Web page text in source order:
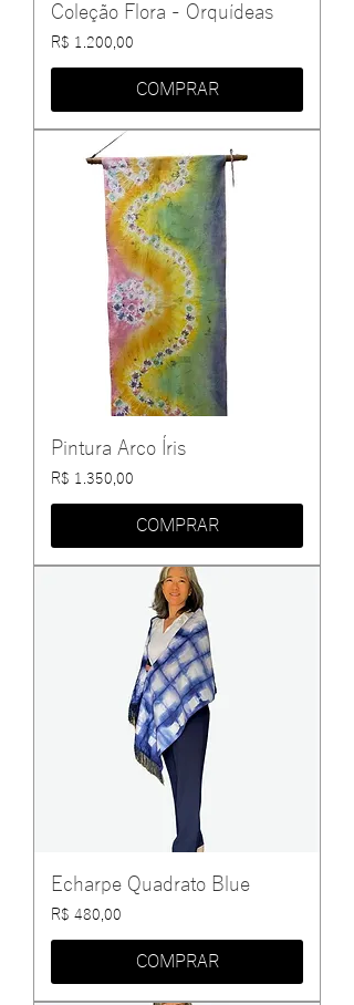
Coleção Flora - Orquídeas
Preço
R$ 1.200,00
COMPRAR
Pintura Arco Íris
Preço
R$ 1.350,00
COMPRAR
Echarpe Quadrato Blue
Preço
R$ 480,00
COMPRAR